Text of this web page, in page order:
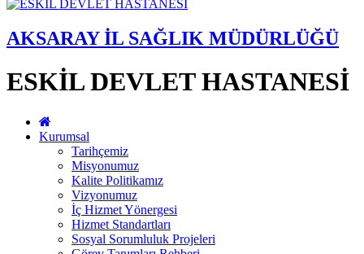
AKSARAY İL SAĞLIK MÜDÜRLÜĞÜ
ESKİL DEVLET HASTANESİ
Kurumsal
Tarihçemiz
Misyonumuz
Kalite Politikamız
Vizyonumuz
İç Hizmet Yönergesi
Hizmet Standartları
Sosyal Sorumluluk Projeleri